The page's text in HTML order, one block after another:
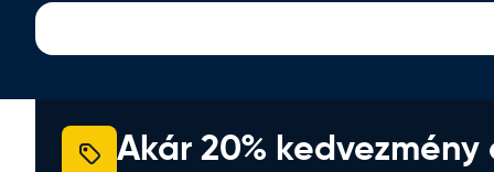
Akár 20% kedvezmény